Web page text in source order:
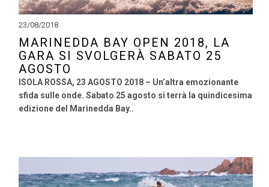
23/08/2018
MARINEDDA BAY OPEN 2018, LA
GARA SI SVOLGERÀ SABATO 25
AGOSTO
ISOLA ROSSA, 23 AGOSTO 2018 – Un’altra emozionante
sfida sulle onde. Sabato 25 agosto si terrà la quindicesima
edizione del Marinedda Bay..